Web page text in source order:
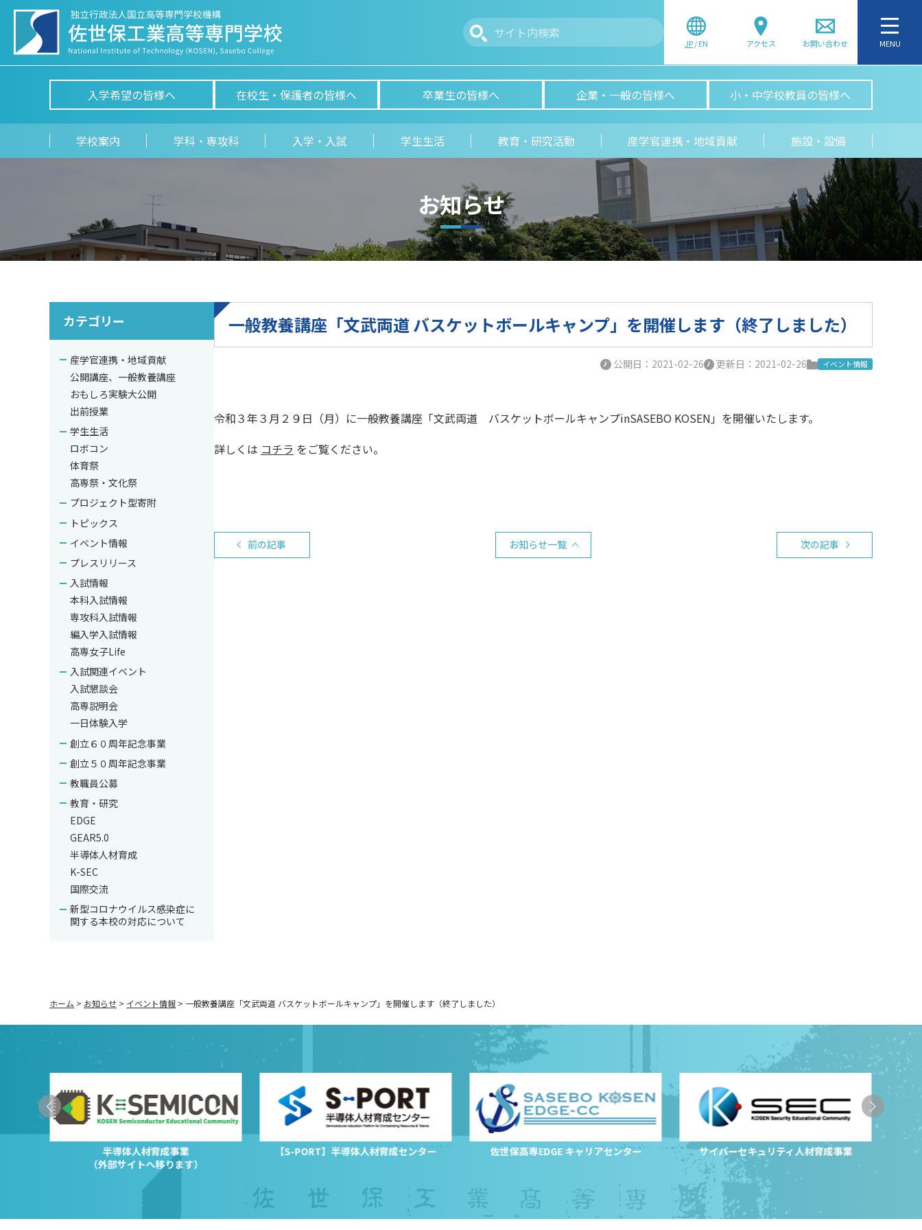
MENU
お問い合わせ
アクセス
JP/EN
入学希望の皆様へ 在校生・保護者の皆様へ 卒業生の皆様へ 企業・一般の皆様へ 小・中学校教員の皆様へ
学校案内 学科・専攻科 入学・入試 学生生活 教育・研究活動 産学官連携・地域貢献 施設・設備
お知らせ
一般教養講座「文武両道 バスケットボールキャンプ」を開催します（終了しました）
公開日：2021-02-26 更新日：2021-02-26 イベント情報
令和３年３月２９日（月）に一般教養講座「文武両道 バスケットボールキャンプinSASEBO KOSEN」を開催いたします。
詳しくは コチラ をご覧ください。
前の記事 お知らせ一覧 次の記事
カテゴリー
産学官連携・地域貢献
公開講座、一般教養講座
おもしろ実験大公開
出前授業
学生生活
ロボコン
体育祭
高専祭・文化祭
プロジェクト型寄附
トピックス
イベント情報
プレスリリース
入試情報
本科入試情報
専攻科入試情報
編入学入試情報
高専女子Life
入試関連イベント
入試懇談会
高専説明会
一日体験入学
創立６０周年記念事業
創立５０周年記念事業
教職員公募
教育・研究
EDGE
GEAR5.0
半導体人材育成
K-SEC
国際交流
新型コロナウイルス感染症に
関する本校の対応について
ホーム > お知らせ > イベント情報 > 一般教養講座「文武両道 バスケットボールキャンプ」を開催します（終了しました）
半導体人材育成事業
（外部サイトへ移ります）
【S-PORT】半導体人材育成センター 佐世保高専EDGE キャリアセンター サイバーセキュリティ人材育成事業